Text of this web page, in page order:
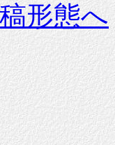
形態へ